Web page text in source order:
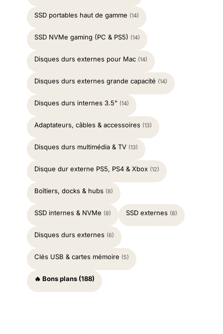
SSD portables haut de gamme (14)
SSD NVMe gaming (PC & PS5) (14)
Disques durs externes pour Mac (14)
Disques durs externes grande capacité (14)
Disques durs internes 3.5" (14)
Adaptateurs, câbles & accessoires (13)
Disques durs multimédia & TV (13)
Disque dur externe PS5, PS4 & Xbox (12)
Boîtiers, docks & hubs (8)
SSD internes & NVMe (8) SSD externes (8)
Disques durs externes (6)
Clés USB & cartes mémoire (5)
🔥 Bons plans (188)